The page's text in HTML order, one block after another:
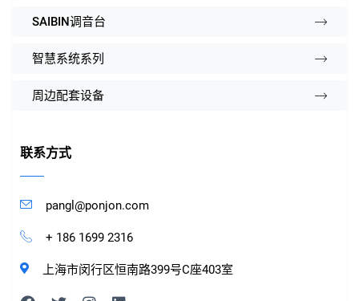
SAIBIN调音台
智慧系统系列
周边配套设备
联系方式
pangl@ponjon.com
+ 186 1699 2316
上海市闵行区恒南路399号C座403室